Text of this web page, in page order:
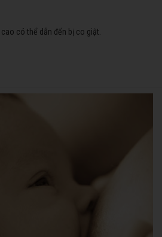
có thể dẫn đến bị co giật.